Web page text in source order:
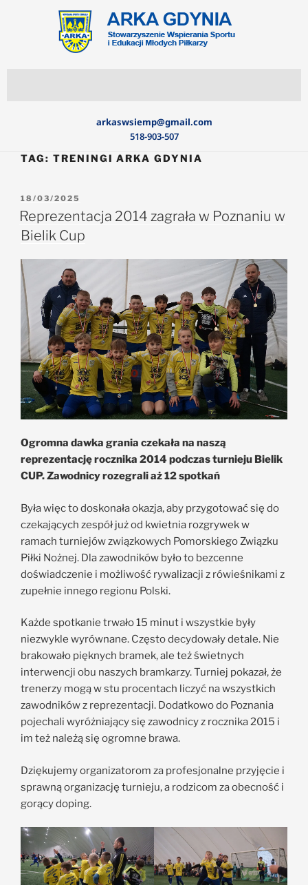
arkaswsiemp@gmail.com
518-903-507
TAG: TRENINGI ARKA GDYNIA
18/03/2025
Reprezentacja 2014 zagrała w Poznaniu w
Bielik Cup
Ogromna dawka grania czekała na naszą
reprezentację rocznika 2014 podczas turnieju Bielik
CUP. Zawodnicy rozegrali aż 12 spotkań
Była więc to doskonała okazja, aby przygotować się do
czekających zespół już od kwietnia rozgrywek w
ramach turniejów związkowych Pomorskiego Związku
Piłki Nożnej. Dla zawodników było to bezcenne
doświadczenie i możliwość rywalizacji z rówieśnikami z
zupełnie innego regionu Polski.
Każde spotkanie trwało 15 minut i wszystkie były
niezwykle wyrównane. Często decydowały detale. Nie
brakowało pięknych bramek, ale też świetnych
interwencji obu naszych bramkarzy. Turniej pokazał, że
trenerzy mogą w stu procentach liczyć na wszystkich
zawodników z reprezentacji. Dodatkowo do Poznania
pojechali wyróżniający się zawodnicy z rocznika 2015 i
im też należą się ogromne brawa.
Dziękujemy organizatorom za profesjonalne przyjęcie i
sprawną organizację turnieju, a rodzicom za obecność i
gorący doping.